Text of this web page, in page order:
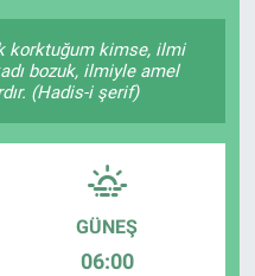
korktuğum kimse, ilmi
bozuk, ilmiyle amel
(Hadis-i şerif)
GÜNEŞ
06:00